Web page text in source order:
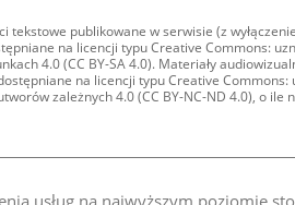
usług na najwyższym poziomie
tekstowe publikowane w serwisie (z
na licencji typu Creative Commons:
4.0 (CC BY-SA 4.0). Materiały
na licencji typu Creative
zależnych 4.0 (CC BY-NC-ND 4.0), o